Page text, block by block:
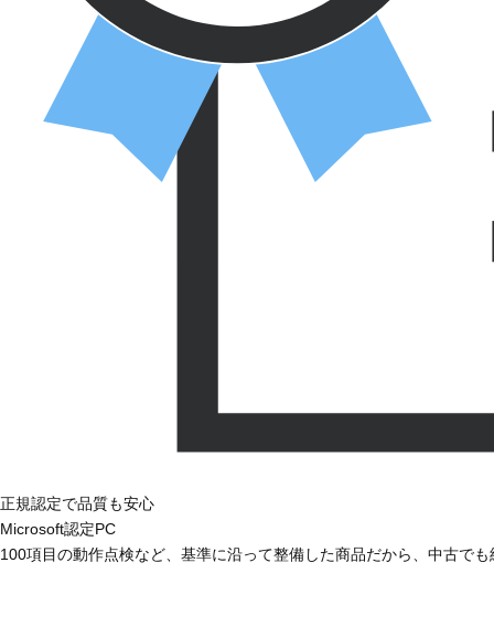
正規認定で品質も安心
Microsoft認定PC
100項目の動作点検など、基準に沿って整備した商品だから、中古で